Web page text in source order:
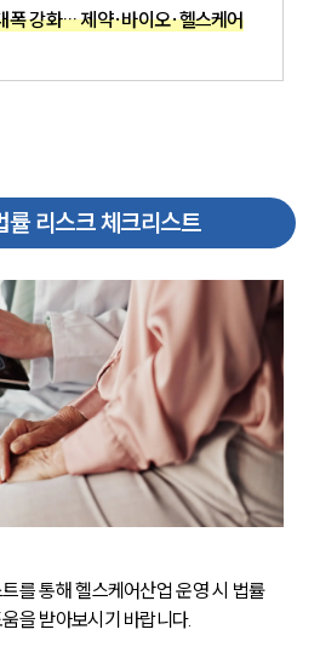
폭 강화… 제약·바이오·헬스케어
리스크 체크리스트
를 통해 헬스케어산업 운영 시 법률
을 받아보시기 바랍니다.